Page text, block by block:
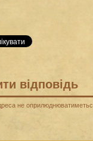
відповідь
не